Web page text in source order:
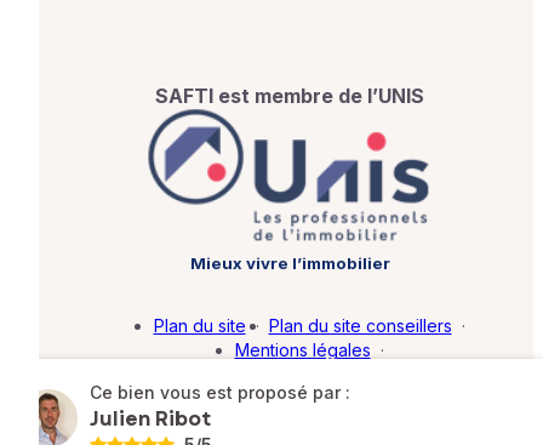
Ce bien vous est proposé par :
Julien Ribot
SAFTI est membre de l’UNIS
Mieux vivre l’immobilier
Plan du site · Plan du site conseillers ·
Mentions légales ·
Barème d'honoraires · Paramétrer mes cookies